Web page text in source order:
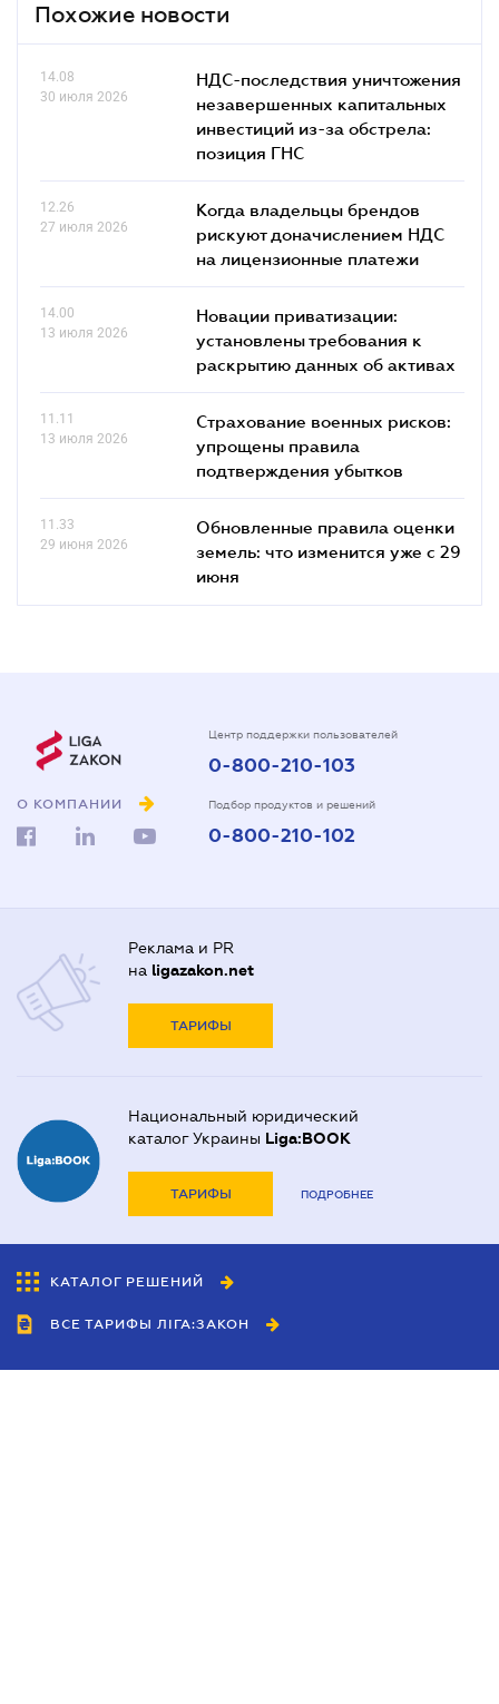
Похожие новости
14.08
30 июля 2026
НДС-последствия уничтожения
незавершенных капитальных
инвестиций из-за обстрела:
позиция ГНС
12.26
27 июля 2026
Когда владельцы брендов
рискуют доначислением НДС
на лицензионные платежи
14.00
13 июля 2026
Новации приватизации:
установлены требования к
раскрытию данных об активах
11.11
13 июля 2026
Страхование военных рисков:
упрощены правила
подтверждения убытков
11.33
29 июня 2026
Обновленные правила оценки
земель: что изменится уже с 29
июня
О КОМПАНИИ
Центр поддержки пользователей
0-800-210-103
Подбор продуктов и решений
0-800-210-102
Реклама и PR
на ligazakon.net
ТАРИФЫ
Национальный юридический
каталог Украины Liga:BOOK
ТАРИФЫ ПОДРОБНЕЕ
КАТАЛОГ РЕШЕНИЙ
ВСЕ ТАРИФЫ ЛІГА:ЗАКОН